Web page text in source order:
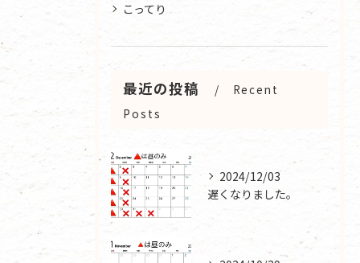
こってり
最近の投稿
Recent
Posts
2024/12/03
遅くなりました。